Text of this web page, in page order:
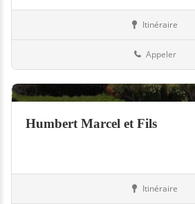
Itinéraire
Appeler
Humbert Marcel et Fils
Itinéraire